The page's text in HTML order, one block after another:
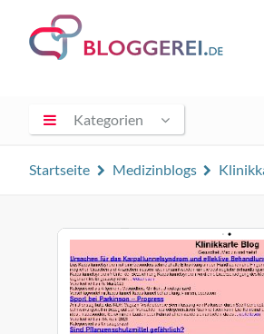
Kategorien
Startseite Medizinblogs